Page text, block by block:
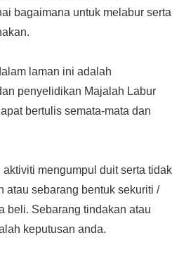
bagaimana untuk melabur serta
laman ini adalah
penyelidikan Majalah Labur
bertulis semata-mata dan
mengumpul duit serta tidak
atau sebarang bentuk sekuriti /
beli. Sebarang tindakan atau
keputusan anda.